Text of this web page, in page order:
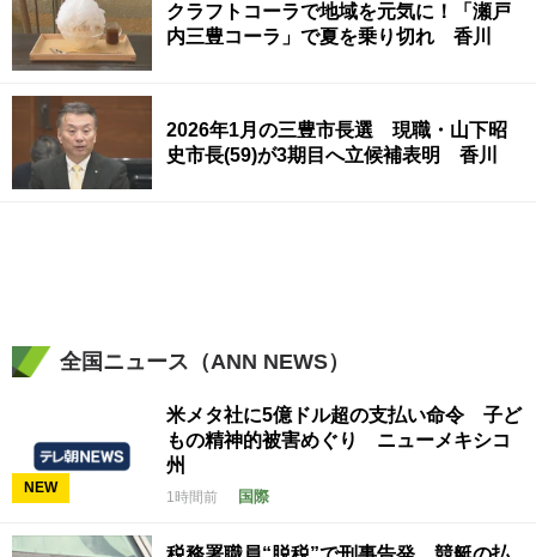
クラフトコーラで地域を元気に！「瀬戸
内三豊コーラ」で夏を乗り切れ 香川
2026年1月の三豊市長選 現職・山下昭
史市長(59)が3期目へ立候補表明 香川
全国ニュース（ANN NEWS）
NEW
米メタ社に5億ドル超の支払い命令 子ど
もの精神的被害めぐり ニューメキシコ
州
1時間前 国際